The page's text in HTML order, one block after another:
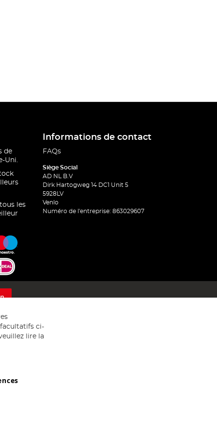
de
Uni.
les
Informations de contact
FAQs
Siège Social
AD NL B.V
Dirk Hartogweg 14 DC1 Unit 5
5928LV
Venlo
Numéro de l'entreprise: 863029607
facultatifs ci-
lire la